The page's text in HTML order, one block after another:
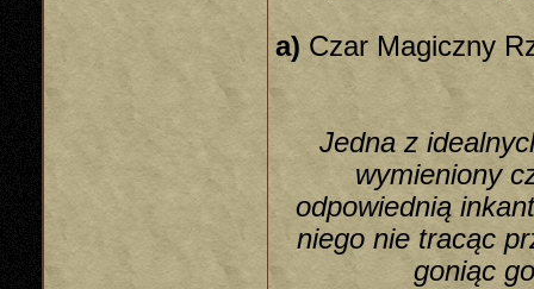
a) Czar Magiczny
Jedna z
wymieniony
odpowiednią
niego nie tracąc
goniąc